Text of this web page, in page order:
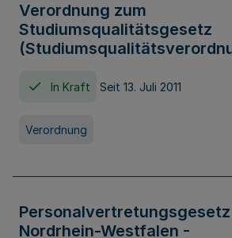
Verordnung zum
Studiumsqualitätsgesetz
In Kraft Seit 13. Juli 2011
Verordnung
Nordrhein-Westfalen -